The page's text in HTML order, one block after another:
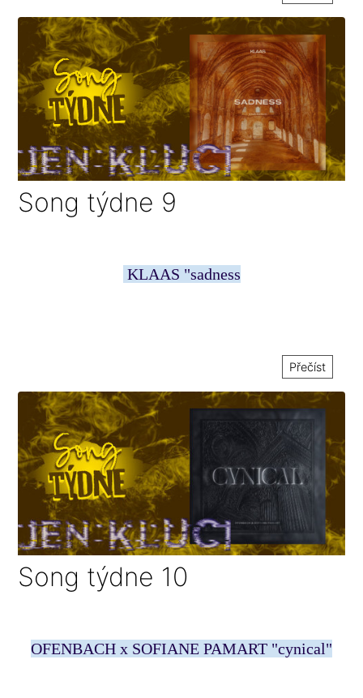
Song týdne 9
KLAAS "sadness
Přečíst
Song týdne 10
OFENBACH x SOFIANE PAMART "cynical"